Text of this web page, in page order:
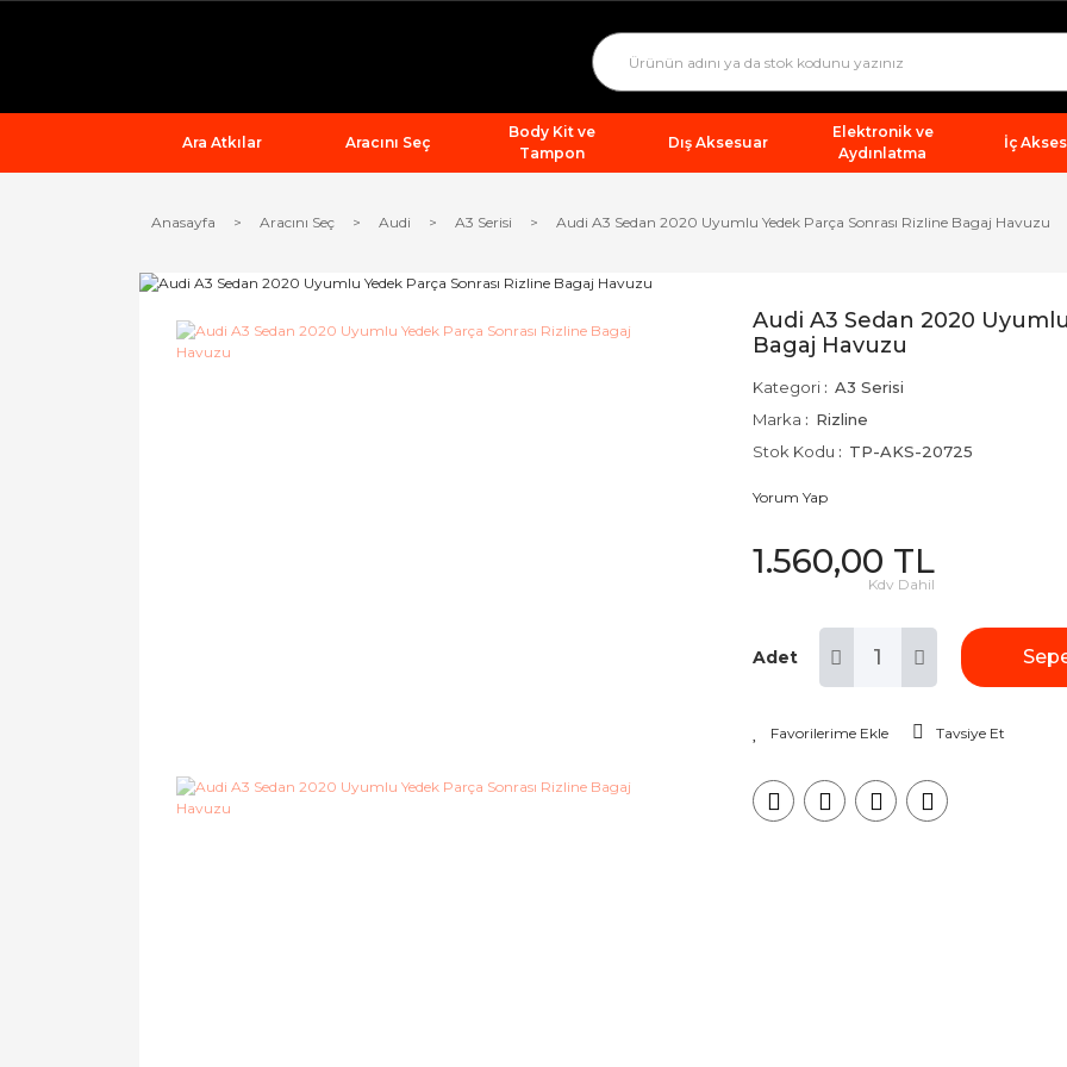
Ara Atkılar Aracını Seç
Body Kit ve
Tampon
Dış Aksesuar
Elektronik ve
Aydınlatma
İç
Anasayfa Aracını Seç Audi A3 Serisi Audi A3 Sedan 2020 Uyumlu Yedek Parça Sonrası Rizline Bagaj Havuzu
Audi A3 Sedan 2020
Bagaj Havuzu
Kategori
A3 Serisi
Marka
Rizline
Stok Kodu
TP-AKS-20725
Yorum Yap
1.560,00 TL
Kdv Dahil
Adet
Tavsiye Et